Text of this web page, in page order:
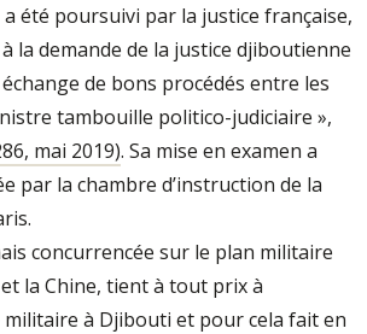
été poursuivi par la justice française,
la demande de la justice djiboutienne
échange de bons procédés entre les
tambouille politico-judiciaire »,
mai 2019). Sa mise en examen a
par la chambre d’instruction de la
concurrencée sur le plan militaire
la Chine, tient à tout prix à
militaire à Djibouti et pour cela fait en